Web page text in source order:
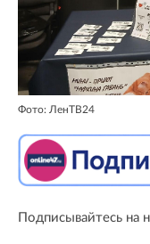
Фото: ЛенТВ24
Подписывайтесь на